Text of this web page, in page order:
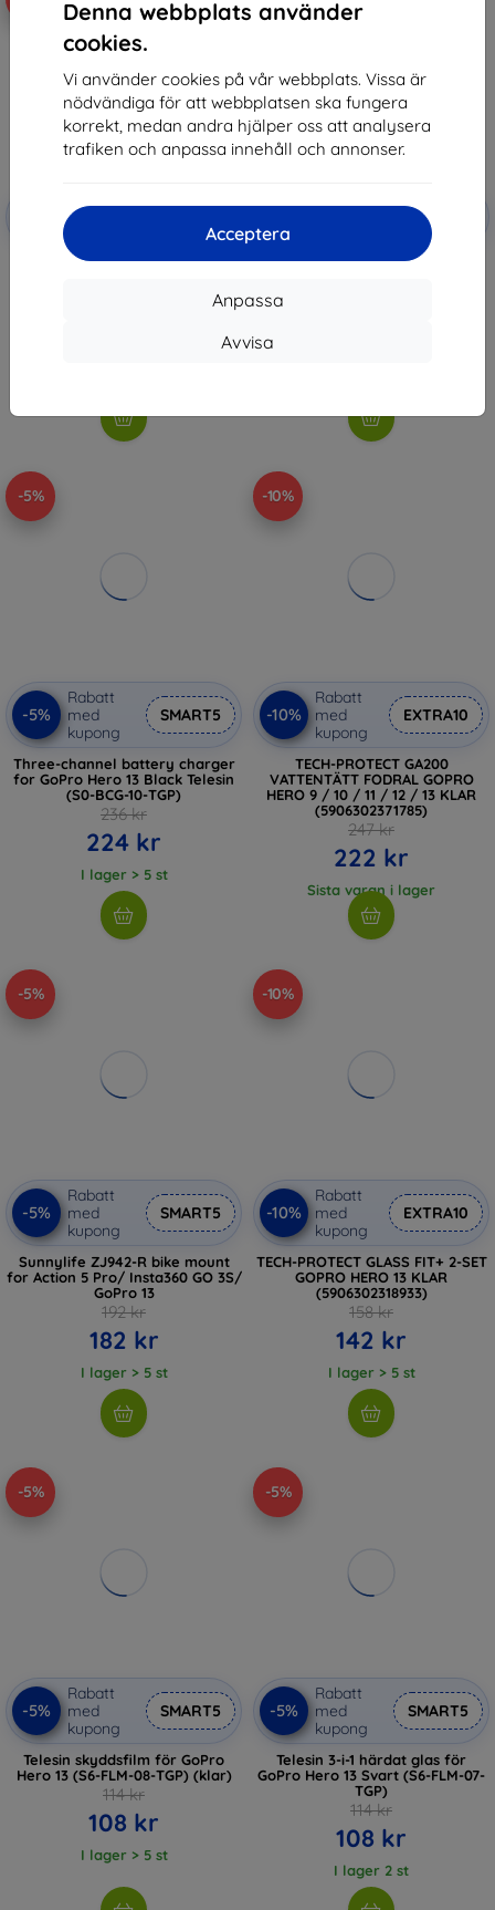
Denna webbplats använder
cookies.
Vi använder cookies på vår webbplats. Vissa är
nödvändiga för att webbplatsen ska fungera
korrekt, medan andra hjälper oss att analysera
trafiken och anpassa innehåll och annonser.
Acceptera
Anpassa
Avvisa
med
Telesin Laddare för 3 batterier
SMART5
Telesin Tre-Batteriladdare för
-5%
-5%
Rabatt
med
kupong
SMART5
Three-channel battery charger
for GoPro Hero 13 Black Telesin
(S0-BCG-10-TGP)
236 kr
224 kr
I lager > 5 st
-10%
-10%
Rabatt
med
kupong
EXTRA10
TECH-PROTECT GA200
VATTENTÄTT FODRAL GOPRO
HERO 9 / 10 / 11 / 12 / 13 KLAR
(5906302371785)
247 kr
222 kr
Sista varan i lager
-5%
-5%
Rabatt
med
kupong
SMART5
Sunnylife ZJ942-R bike mount
for Action 5 Pro/ Insta360 GO 3S/
GoPro 13
192 kr
182 kr
I lager > 5 st
-10%
-10%
Rabatt
med
kupong
EXTRA10
TECH-PROTECT GLASS FIT+ 2-SET
GOPRO HERO 13 KLAR
(5906302318933)
158 kr
142 kr
I lager > 5 st
-5%
-5%
Rabatt
med
kupong
SMART5
Telesin skyddsfilm för GoPro
Hero 13 (S6-FLM-08-TGP) (klar)
114 kr
108 kr
I lager > 5 st
-5%
-5%
Rabatt
med
kupong
SMART5
Telesin 3-i-1 härdat glas för
GoPro Hero 13 Svart (S6-FLM-07-
TGP)
114 kr
108 kr
I lager 2 st